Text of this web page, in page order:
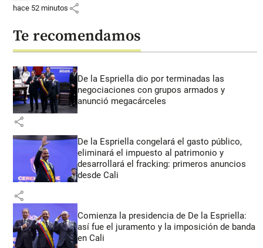
hace 52 minutos share
Te recomendamos
De la Espriella dio por terminadas las
negociaciones con grupos armados y
anunció megacárceles
share
De la Espriella congelará el gasto público,
eliminará el impuesto al patrimonio y
desarrollará el fracking: primeros anuncios
desde Cali
share
Comienza la presidencia de De la Espriella:
así fue el juramento y la imposición de banda
en Cali